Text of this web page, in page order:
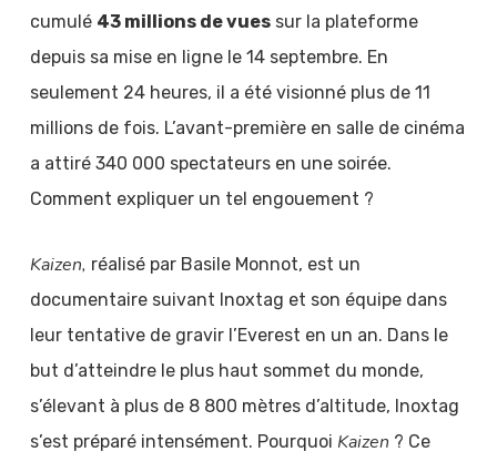
cumulé 43 millions de vuessur la plateforme
depuis sa mise en ligne le 14 septembre. En
seulement 24 heures, il a été visionné plus de 11
millions de fois. L’avant-première en salle de cinéma
a attiré 340 000 spectateurs en une soirée.
Comment expliquer un tel engouement ?
Kaizen, réalisé par Basile Monnot, est un
documentaire suivant Inoxtag et son équipe dans
leur tentative de gravir l’Everest en un an. Dans le
but d’atteindre le plus haut sommet du monde,
s’élevant à plus de 8 800 mètres d’altitude, Inoxtag
s’est préparé intensément. Pourquoi Kaizen ? Ce